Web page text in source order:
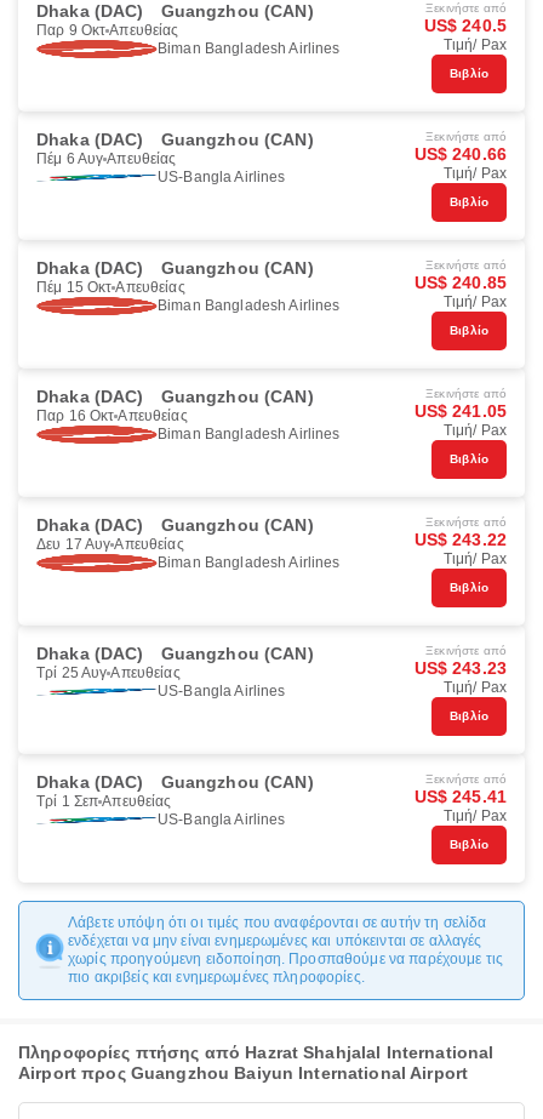
Dhaka (DAC) Guangzhou (CAN)
Παρ 9 Οκτ Απευθείας
Biman Bangladesh Airlines
Ξεκινήστε από
US$ 240.5
Τιμή/ Pax
Βιβλίο
Dhaka (DAC) Guangzhou (CAN)
Πέμ 6 Αυγ Απευθείας
US-Bangla Airlines
Ξεκινήστε από
US$ 240.66
Τιμή/ Pax
Βιβλίο
Dhaka (DAC) Guangzhou (CAN)
Πέμ 15 Οκτ Απευθείας
Biman Bangladesh Airlines
Ξεκινήστε από
US$ 240.85
Τιμή/ Pax
Βιβλίο
Dhaka (DAC) Guangzhou (CAN)
Παρ 16 Οκτ Απευθείας
Biman Bangladesh Airlines
Ξεκινήστε από
US$ 241.05
Τιμή/ Pax
Βιβλίο
Dhaka (DAC) Guangzhou (CAN)
Δευ 17 Αυγ Απευθείας
Biman Bangladesh Airlines
Ξεκινήστε από
US$ 243.22
Τιμή/ Pax
Βιβλίο
Dhaka (DAC) Guangzhou (CAN)
Τρί 25 Αυγ Απευθείας
US-Bangla Airlines
Ξεκινήστε από
US$ 243.23
Τιμή/ Pax
Βιβλίο
Dhaka (DAC) Guangzhou (CAN)
Τρί 1 Σεπ Απευθείας
US-Bangla Airlines
Ξεκινήστε από
US$ 245.41
Τιμή/ Pax
Βιβλίο
Λάβετε υπόψη ότι οι τιμές που αναφέρονται σε αυτήν τη σελίδα
ενδέχεται να μην είναι ενημερωμένες και υπόκεινται σε αλλαγές
χωρίς προηγούμενη ειδοποίηση. Προσπαθούμε να παρέχουμε τις
πιο ακριβείς και ενημερωμένες πληροφορίες.
Πληροφορίες πτήσης από Hazrat Shahjalal International
Airport προς Guangzhou Baiyun International Airport